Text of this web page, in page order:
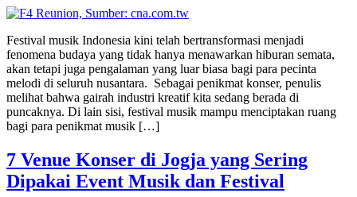
Festival musik Indonesia kini telah bertransformasi menjadi
fenomena budaya yang tidak hanya menawarkan hiburan semata,
akan tetapi juga pengalaman yang luar biasa bagi para pecinta
melodi di seluruh nusantara. Sebagai penikmat konser, penulis
melihat bahwa gairah industri kreatif kita sedang berada di
puncaknya. Di lain sisi, festival musik mampu menciptakan ruang
bagi para penikmat musik […]
7 Venue Konser di Jogja yang Sering
Dipakai Event Musik dan Festival